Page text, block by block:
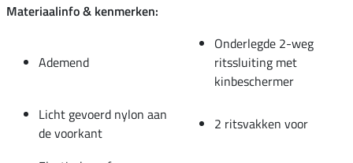
Materiaalinfo & kenmerken:
Ademend
Onderlegde 2-weg
ritssluiting met
kinbeschermer
Licht gevoerd nylon aan
de voorkant
2 ritsvakken voor